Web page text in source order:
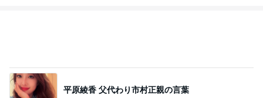
怖くてしたことがない子どもの耳かき